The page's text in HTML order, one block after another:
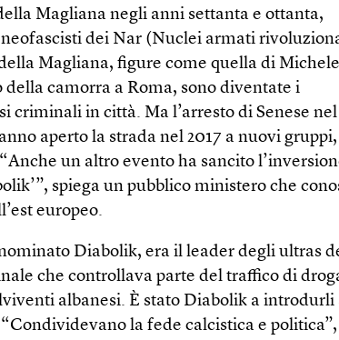
Magliana negli anni settanta e ottanta,
dei Nar (Nuclei armati
Magliana, figure come quella di Michele
della camorra a Roma, sono diventate i
criminali in città. Ma l’arresto di Senese nel
aperto la strada nel 2017 a nuovi
un altro evento ha sancito
spiega un pubblico ministero che
europeo.
Diabolik, era il leader degli ultras
che controllava parte del traffico di
albanesi. È stato Diabolik a introdurli
la fede calcistica e politica”,